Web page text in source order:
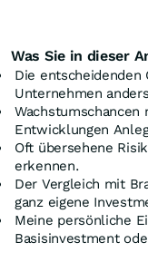
Was Sie in dieser
Die
Unternehmen
Entwicklungen
Oft übersehene
erkennen.
Der Vergleich mit
ganz eigene
Meine persönliche
Basisinvestment